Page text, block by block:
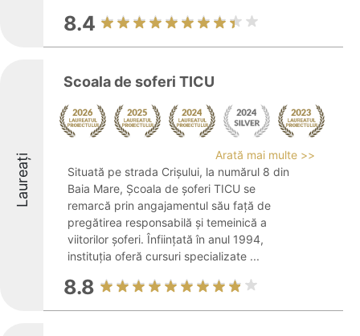
8.4
Laureați
Scoala de soferi TICU
Arată mai multe >>
Situată pe strada Crișului, la numărul 8 din
Baia Mare, Școala de șoferi TICU se
remarcă prin angajamentul său față de
pregătirea responsabilă și temeinică a
viitorilor șoferi. Înființată în anul 1994,
instituția oferă cursuri specializate ...
8.8